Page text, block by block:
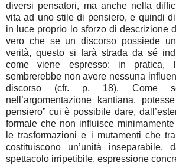
diversi pensatori, ma anche nella
vita ad uno stile di pensiero, e quindi
in luce proprio lo sforzo di descrizione
vero che se un discorso possiede
verità, questo si farà strada da sé
come viene espresso: in pratica,
sembrerebbe non avere nessuna
discorso (cfr. p. 18). Come
nell’argomentazione kantiana,
pensiero” cui è possibile dare,
formale che non influisce
le trasformazioni e i mutamenti che
costituiscono un’unità inseparabile,
spettacolo irripetibile, espressione